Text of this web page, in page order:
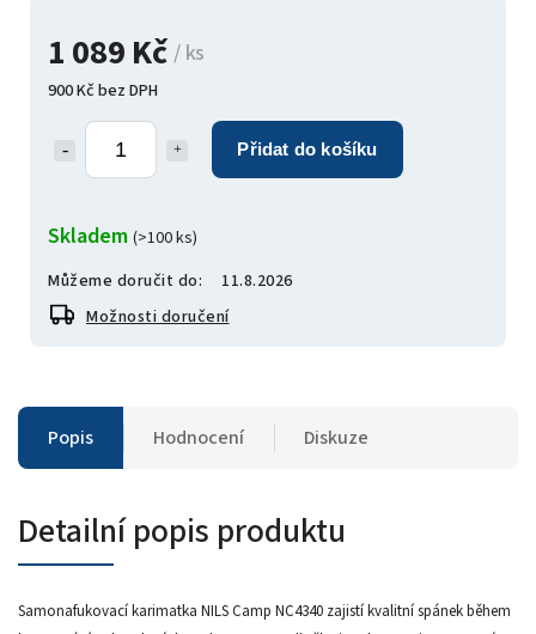
1 089 Kč/ ks
900 Kč bez DPH
Přidat do košíku
Skladem (>100 ks)
Můžeme doručit do:
11.8.2026
Možnosti doručení
Popis Hodnocení Diskuze
Detailní popis produktu
Samonafukovací karimatka NILS Camp NC4340 zajistí kvalitní spánek během